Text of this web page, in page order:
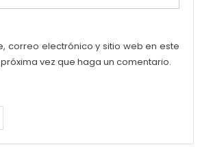
correo electrónico y sitio web en este
vez que haga un comentario.